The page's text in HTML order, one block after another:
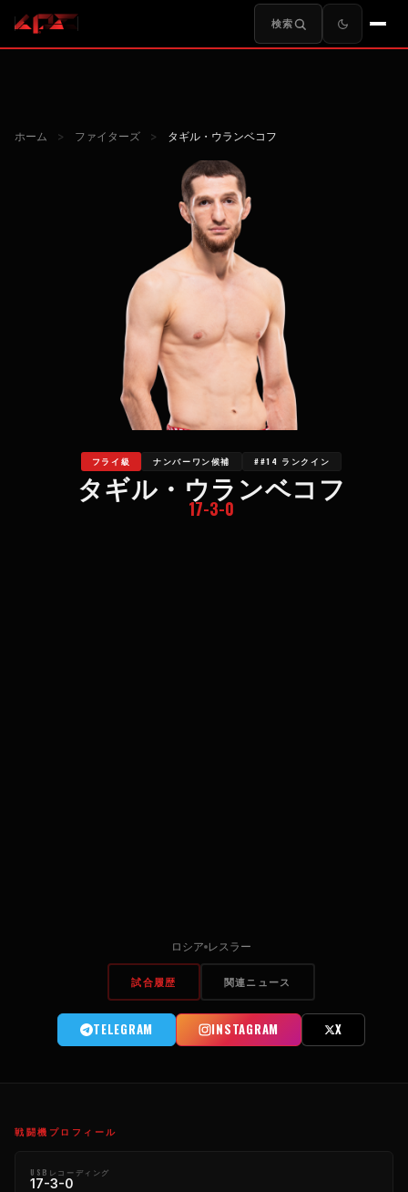
検索
ホーム > ファイターズ > タギル・ウランベコフ
フライ級 ナンバーワン候補 ##14 ランクイン
タギル・ウランベコフ
17-3-0
ロシア レスラー
試合履歴 関連ニュース
TELEGRAM INSTAGRAM X
戦闘機プロフィール
USBレコーディング
17-3-0